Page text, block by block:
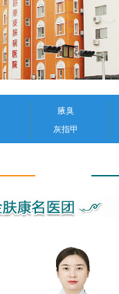
腋臭
灰指甲